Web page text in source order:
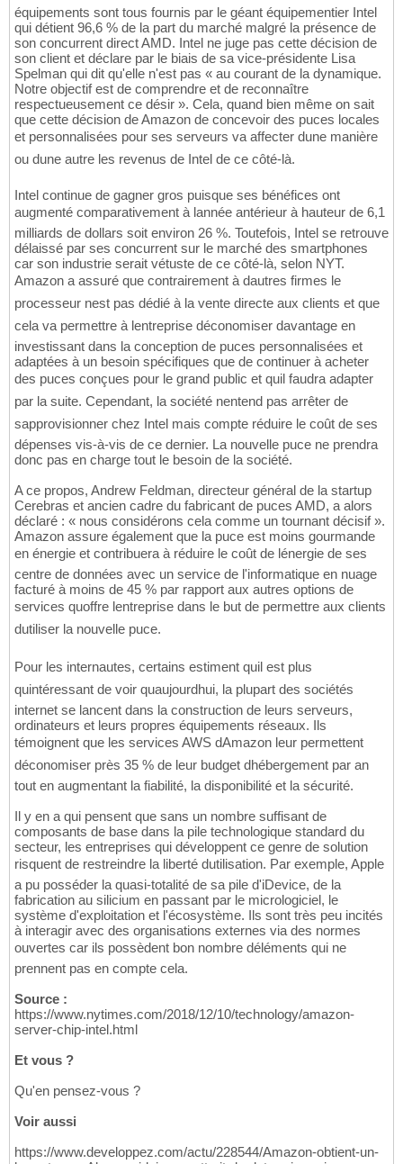
équipements sont tous fournis par le géant équipementier Intel
qui détient 96,6 % de la part du marché malgré la présence de
son concurrent direct AMD. Intel ne juge pas cette décision de
son client et déclare par le biais de sa vice-présidente Lisa
Spelman qui dit qu'elle n'est pas « au courant de la dynamique.
Notre objectif est de comprendre et de reconnaître
respectueusement ce désir ». Cela, quand bien même on sait
que cette décision de Amazon de concevoir des puces locales
et personnalisées pour ses serveurs va affecter dune manière
ou dune autre les revenus de Intel de ce côté-là.
Intel continue de gagner gros puisque ses bénéfices ont
augmenté comparativement à lannée antérieur à hauteur de 6,1
milliards de dollars soit environ 26 %. Toutefois, Intel se retrouve
délaissé par ses concurrent sur le marché des smartphones
car son industrie serait vétuste de ce côté-là, selon NYT.
Amazon a assuré que contrairement à dautres firmes le
processeur nest pas dédié à la vente directe aux clients et que
cela va permettre à lentreprise déconomiser davantage en
investissant dans la conception de puces personnalisées et
adaptées à un besoin spécifiques que de continuer à acheter
des puces conçues pour le grand public et quil faudra adapter
par la suite. Cependant, la société nentend pas arrêter de
sapprovisionner chez Intel mais compte réduire le coût de ses
dépenses vis-à-vis de ce dernier. La nouvelle puce ne prendra
donc pas en charge tout le besoin de la société.
A ce propos, Andrew Feldman, directeur général de la startup
Cerebras et ancien cadre du fabricant de puces AMD, a alors
déclaré : « nous considérons cela comme un tournant décisif ».
Amazon assure également que la puce est moins gourmande
en énergie et contribuera à réduire le coût de lénergie de ses
centre de données avec un service de l'informatique en nuage
facturé à moins de 45 % par rapport aux autres options de
services quoffre lentreprise dans le but de permettre aux clients
dutiliser la nouvelle puce.
Pour les internautes, certains estiment quil est plus
quintéressant de voir quaujourdhui, la plupart des sociétés
internet se lancent dans la construction de leurs serveurs,
ordinateurs et leurs propres équipements réseaux. Ils
témoignent que les services AWS dAmazon leur permettent
déconomiser près 35 % de leur budget dhébergement par an
tout en augmentant la fiabilité, la disponibilité et la sécurité.
Il y en a qui pensent que sans un nombre suffisant de
composants de base dans la pile technologique standard du
secteur, les entreprises qui développent ce genre de solution
risquent de restreindre la liberté dutilisation. Par exemple, Apple
a pu posséder la quasi-totalité de sa pile d'iDevice, de la
fabrication au silicium en passant par le micrologiciel, le
système d'exploitation et l'écosystème. Ils sont très peu incités
à interagir avec des organisations externes via des normes
ouvertes car ils possèdent bon nombre déléments qui ne
prennent pas en compte cela.
Source :
https://www.nytimes.com/2018/12/10/technology/amazon-
server-chip-intel.html
Et vous ?
Qu'en pensez-vous ?
Voir aussi
https://www.developpez.com/actu/228544/Amazon-obtient-un-